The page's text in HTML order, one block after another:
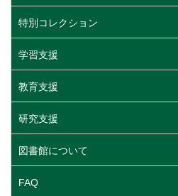
特別コレクション
学習支援
教育支援
研究支援
図書館について
FAQ